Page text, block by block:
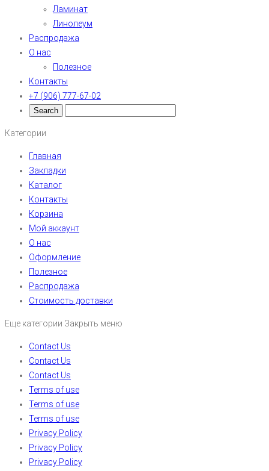
Ламинат
Линолеум
Распродажа
О нас
Полезное
Контакты
+7 (906) 777-67-02
Категории
Главная
Закладки
Каталог
Контакты
Корзина
Мой аккаунт
О нас
Оформление
Полезное
Распродажа
Стоимость доставки
Еще категории Закрыть меню
Contact Us
Contact Us
Contact Us
Terms of use
Terms of use
Terms of use
Privacy Policy
Privacy Policy
Privacy Policy